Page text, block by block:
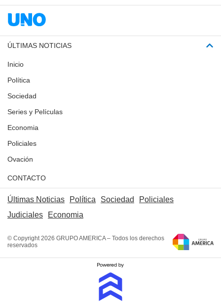
ÚLTIMAS NOTICIAS
Inicio
Política
Sociedad
Series y Películas
Economia
Policiales
Ovación
CONTACTO
Últimas Noticias Política Sociedad
Policiales
Judiciales
Economia
© Copyright 2026 GRUPO AMERICA – Todos los derechos
reservados